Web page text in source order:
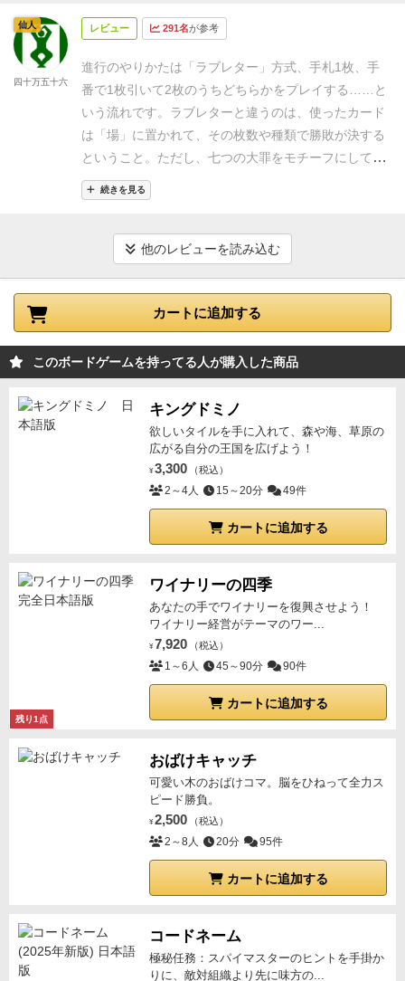
べる歓びを噛み締めて差し引いてもオススメです。
（次は勝ちたい）
ルもめちゃくちゃシンプルでゲーム時間も短めなの
レビュー 291名が参考
進行のやりかたは「ラブレター」方式、手札1枚、手
番で1枚引いて2枚のうちどちらかをプレイする……と
いう流れです。 ラブレターと違うのは、使ったカード
は「場」に置かれて、その枚数や種類で勝敗が決する
ということ。 ただし、七つの大罪をモチーフにしてい
るだけあって、性格の悪いカードがほとんど。
り殴り合いにならないよう、気心の知れた相手と遊ぶ
続きを見る
仙人
四十万五十六
他のレビューを読み込む
カートに追加する
このボードゲームを持ってる人が購入した商品
キングドミノ
欲しいタイルを手に入れて、森や海、草原の
広がる自分の王国を広げよう！
¥ 3,300 （税込）
2～4人 15～20分 49件
カートに追加する
残り1点
ワイナリーの四季
あなたの手でワイナリーを復興させよう！
ワイナリー経営がテーマのワー...
¥ 7,920 （税込）
1～6人 45～90分 90件
カートに追加する
おばけキャッチ
可愛い木のおばけコマ。脳をひねって全力ス
ピード勝負。
¥ 2,500 （税込）
2～8人 20分 95件
カートに追加する
コードネーム
極秘任務：スパイマスターのヒントを手掛か
りに、敵対組織より先に味方の...